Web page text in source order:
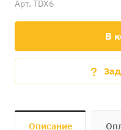
Арт. TDX6
В
Описание